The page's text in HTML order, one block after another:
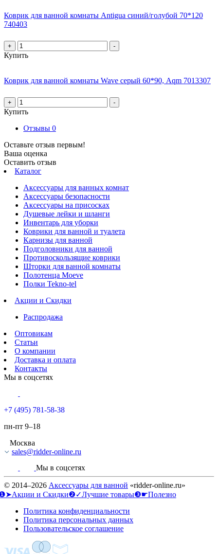
Коврик для ванной комнаты Antigua синий/голубой 70*120
740403
+ -
Купить
Коврик для ванной комнаты Wave серый 60*90, Aqm 7013307
+ -
Купить
Отзывы 0
Оставьте отзыв первым!
Ваша оценка
Оставить отзыв
Каталог
Аксессуары для ванных комнат
Аксессуары безопасности
Аксессуары на присосках
Душевые лейки и шланги
Инвентарь для уборки
Коврики для ванной и туалета
Карнизы для ванной
Подголовники для ванной
Противоскользящие коврики
Шторки для ванной комнаты
Полотенца Moeve
Полки Tekno-tel
Акции и Скидки
Распродажа
Оптовикам
Статьи
О компании
Доставка и оплата
Контакты
Мы в соцсетях
+7 (495) 781-58-38
пн-пт 9–18
Москва
sales@ridder-online.ru
Мы в соцсетях
© 2014–2026 Аксессуары для ванной «ridder-online.ru»
и Скидки❷✓Лучшие товары❸☛Полезно
Политика конфиденциальности
Политика персональных данных
Пользовательское соглашение